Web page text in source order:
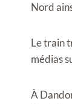
Nord
Le train
médias
À